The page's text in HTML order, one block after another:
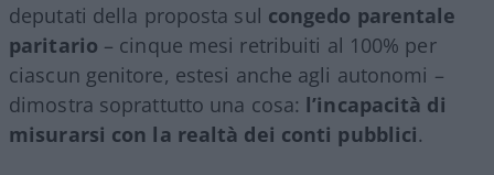
deputati della proposta sul congedo parentale
paritario – cinque mesi retribuiti al 100% per
ciascun genitore, estesi anche agli autonomi –
dimostra soprattutto una cosa: l’incapacità di
misurarsi con la realtà dei conti pubblici.